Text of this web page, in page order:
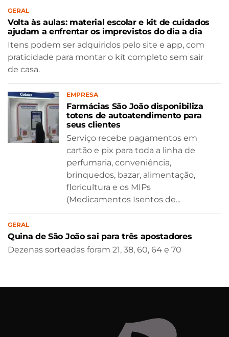
GERAL
Volta às aulas: material escolar e kit de cuidados
ajudam a enfrentar os imprevistos do dia a dia
Itens podem ser adquiridos pelo site e app, com
praticidade para montar o kit completo sem sair
de casa.
EMPRESA
Farmácias São João disponibiliza
totens de autoatendimento para
seus clientes
Serviço recebe pagamentos em
cartão e pix para toda a linha de
perfumaria, conveniência,
brinquedos, bazar, alimentação,
floricultura e os MIPs
(Medicamentos Isentos de...
GERAL
Quina de São João sai para três apostadores
Dezenas sorteadas foram 21, 38, 60, 64 e 70